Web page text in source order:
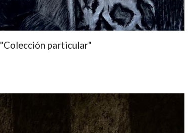
"Colección particular"